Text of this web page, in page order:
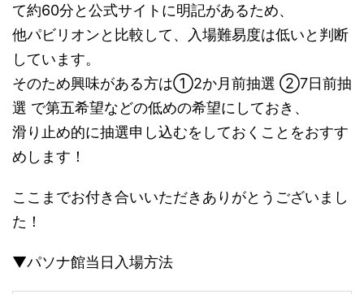
て約60分と公式サイトに明記があるため、
他パビリオンと比較して、入場難易度は低いと判断
しています。
そのため興味がある方は①2か月前抽選 ②7日前抽
選 で第五希望などの低めの希望にしておき、
滑り止め的に抽選申し込むをしておくことをおすす
めします！
ここまでお付き合いいただきありがとうございまし
た！
▼パソナ館当日入場方法